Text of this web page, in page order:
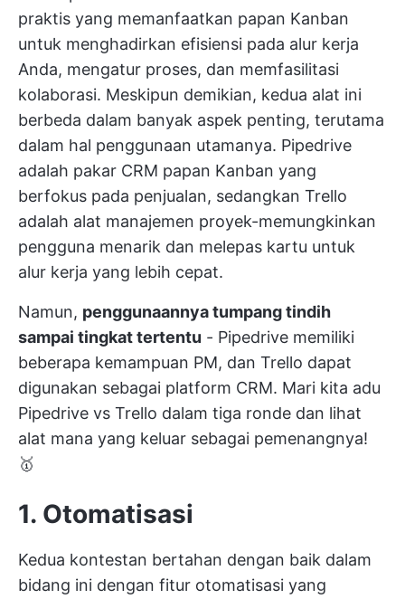
praktis yang memanfaatkan papan Kanban
untuk menghadirkan efisiensi pada alur kerja
Anda, mengatur proses, dan memfasilitasi
kolaborasi. Meskipun demikian, kedua alat ini
berbeda dalam banyak aspek penting, terutama
dalam hal penggunaan utamanya. Pipedrive
adalah pakar CRM papan Kanban yang
berfokus pada penjualan, sedangkan Trello
adalah alat manajemen proyek-memungkinkan
pengguna menarik dan melepas kartu untuk
alur kerja yang lebih cepat.
Namun, penggunaannya tumpang tindih
sampai tingkat tertentu - Pipedrive memiliki
beberapa kemampuan PM, dan Trello dapat
digunakan sebagai platform CRM. Mari kita adu
Pipedrive vs Trello dalam tiga ronde dan lihat
alat mana yang keluar sebagai pemenangnya!
🥇
1. Otomatisasi
Kedua kontestan bertahan dengan baik dalam
bidang ini dengan fitur otomatisasi yang